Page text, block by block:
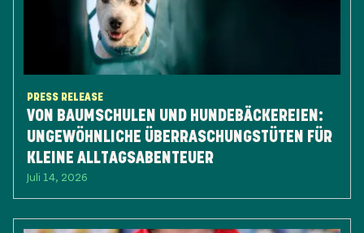
PRESS RELEASE
VON BAUMSCHULEN UND HUNDEBÄCKEREIEN:
UNGEWÖHNLICHE ÜBERRASCHUNGSTÜTEN FÜR
KLEINE ALLTAGSABENTEUER
Juli 14, 2026